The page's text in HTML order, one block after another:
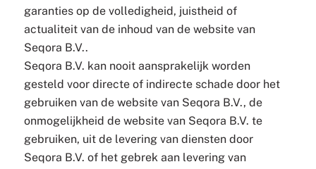
garanties op de volledigheid, juistheid of
actualiteit van de inhoud van de website van
Seqora B.V..
Seqora B.V. kan nooit aansprakelijk worden
gesteld voor directe of indirecte schade door het
gebruiken van de website van Seqora B.V., de
onmogelijkheid de website van Seqora B.V. te
gebruiken, uit de levering van diensten door
Seqora B.V. of het gebrek aan levering van